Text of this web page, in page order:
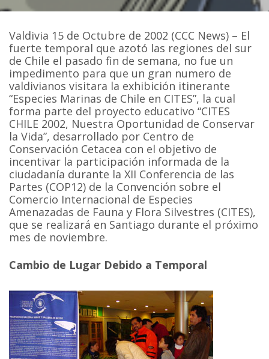
Valdivia 15 de Octubre de 2002 (CCC News) – El
fuerte temporal que azotó las regiones del sur
de Chile el pasado fin de semana, no fue un
impedimento para que un gran numero de
valdivianos visitara la exhibición itinerante
“Especies Marinas de Chile en CITES”, la cual
forma parte del proyecto educativo “CITES
CHILE 2002, Nuestra Oportunidad de Conservar
la Vida”, desarrollado por Centro de
Conservación Cetacea con el objetivo de
incentivar la participación informada de la
ciudadanía durante la XII Conferencia de las
Partes (COP12) de la Convención sobre el
Comercio Internacional de Especies
Amenazadas de Fauna y Flora Silvestres (CITES),
que se realizará en Santiago durante el próximo
mes de noviembre.
Cambio de Lugar Debido a Temporal